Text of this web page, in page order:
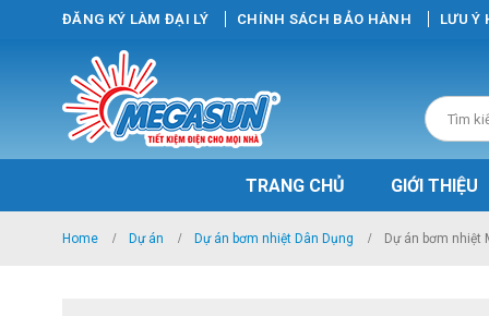
ĐĂNG KÝ LÀM ĐẠI LÝ CHÍNH SÁCH BẢO HÀNH LƯU Ý
TRANG CHỦ GIỚI THIỆU
Home Dự án Dự án bơm nhiệt Dân Dụng Dự án bơm nhiệt